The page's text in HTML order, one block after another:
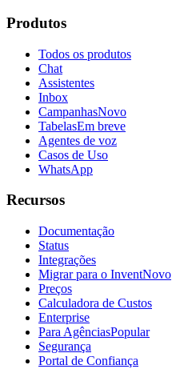
Produtos
Todos os produtos
Chat
Assistentes
Inbox
CampanhasNovo
TabelasEm breve
Agentes de voz
Casos de Uso
WhatsApp
Recursos
Documentação
Status
Integrações
Migrar para o InventNovo
Preços
Calculadora de Custos
Enterprise
Para AgênciasPopular
Segurança
Portal de Confiança